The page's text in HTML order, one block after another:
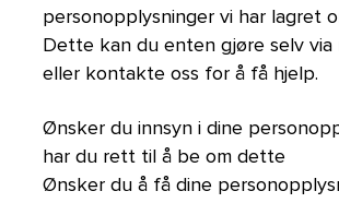
personopplysninger vi har lagret
Dette kan du enten gjøre selv via
eller kontakte oss for å få hjelp.
Ønsker du innsyn i dine
har du rett til å be om dette
Ønsker du å få dine